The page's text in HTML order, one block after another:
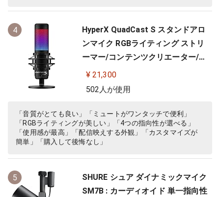
4
HyperX QuadCast S スタンドアロ
ンマイク RGBライティング ストリ
ーマー/コンテンツクリエーター/ゲ
ーマー向け/PC,PS4使用可能 2年保
証 HMIQ1S-XX-RG/G (4P5P7AA)
¥ 21,300
502人が使用
「音質がとても良い」「ミュートがワンタッチで便利」
「RGBライティングが美しい」「4つの指向性が選べる」
「使用感が最高」「配信映えする外観」「カスタマイズが
簡単」「購入して後悔なし」
5
SHURE シュア ダイナミックマイク
SM7B : カーディオイド 単一指向性